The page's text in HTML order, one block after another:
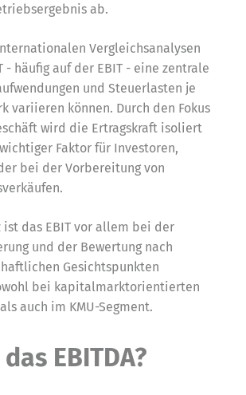
ab.
Vergleichsanalysen
- häufig auf der EBIT - eine zentrale
und Steuerlasten je
variieren können. Durch den Fokus
wird die Ertragskraft isoliert
Faktor für Investoren,
bei der Vorbereitung von
ist das EBIT vor allem bei der
und der Bewertung nach
Gesichtspunkten
bei kapitalmarktorientierten
auch im KMU-Segment.
EBITDA?